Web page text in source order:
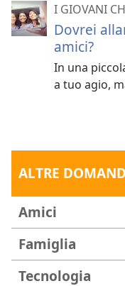
I GIOVANI
Dovrei
amici?
In una
a tuo agio,
ALTRE
Amici
Famiglia
Tecnologia